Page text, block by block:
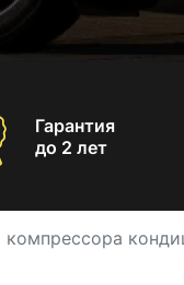
Гарантия
до 2 лет
компрессора